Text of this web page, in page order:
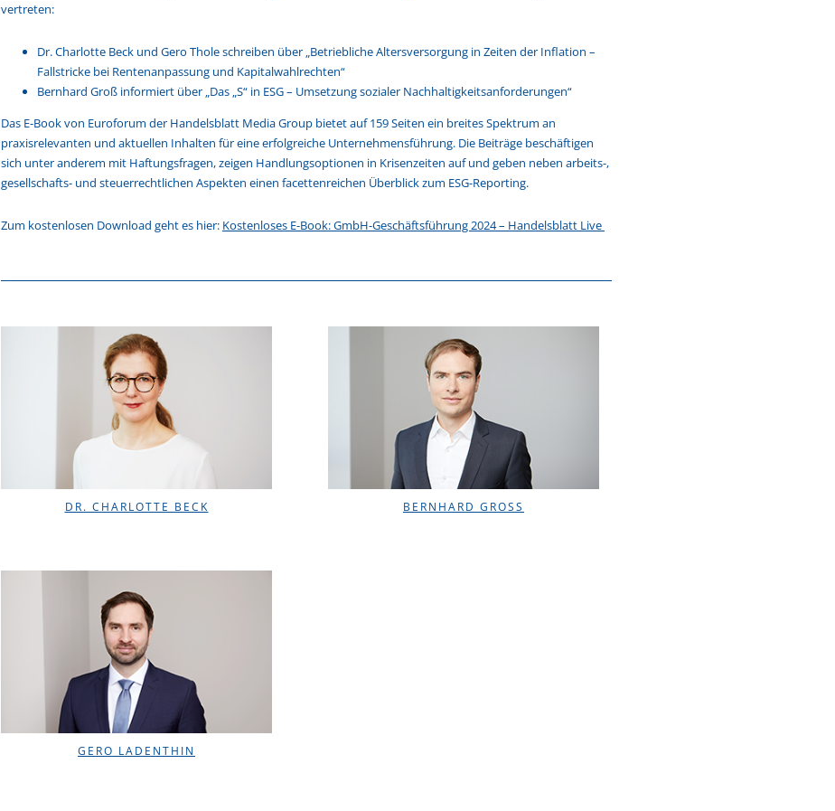
vertreten:
Dr. Charlotte Beck und Gero Thole schreiben über „Betriebliche Altersversorgung in Zeiten der Inflation –
Fallstricke bei Rentenanpassung und Kapitalwahlrechten“
Bernhard Groß informiert über „Das „S“ in ESG – Umsetzung sozialer Nachhaltigkeitsanforderungen“
Das E-Book von Euroforum der Handelsblatt Media Group bietet auf 159 Seiten ein breites Spektrum an
praxisrelevanten und aktuellen Inhalten für eine erfolgreiche Unternehmensführung. Die Beiträge beschäftigen
sich unter anderem mit Haftungsfragen, zeigen Handlungsoptionen in Krisenzeiten auf und geben neben arbeits-,
gesellschafts- und steuerrechtlichen Aspekten einen facettenreichen Überblick zum ESG-Reporting.
Zum kostenlosen Download geht es hier: Kostenloses E-Book: GmbH-Geschäftsführung 2024 – Handelsblatt Live
DR. CHARLOTTE BECK BERNHARD GROSS
GERO LADENTHIN